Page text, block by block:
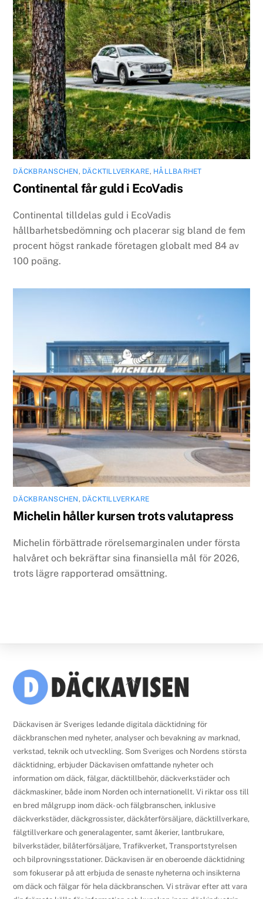
DÄCKBRANSCHEN, DÄCKTILLVERKARE, HÅLLBARHET
Continental får guld i EcoVadis
Continental tilldelas guld i EcoVadis
hållbarhetsbedömning och placerar sig bland de fem
procent högst rankade företagen globalt med 84 av
100 poäng.
DÄCKBRANSCHEN, DÄCKTILLVERKARE
Michelin håller kursen trots valutapress
Michelin förbättrade rörelsemarginalen under första
halvåret och bekräftar sina finansiella mål för 2026,
trots lägre rapporterad omsättning.
Back
To
Däckavisen är Sveriges ledande digitala däcktidning för
däckbranschen med nyheter, analyser och bevakning av marknad,
verkstad, teknik och utveckling. Som Sveriges och Nordens största
däcktidning, erbjuder Däckavisen omfattande nyheter och
information om däck, fälgar, däcktillbehör, däckverkstäder och
däckmaskiner, både inom Norden och internationellt. Vi riktar oss till
en bred målgrupp inom däck- och fälgbranschen, inklusive
däckverkstäder, däckgrossister, däckåterförsäljare, däcktillverkare,
fälgtillverkare och generalagenter, samt åkerier, lantbrukare,
bilverkstäder, bilåterförsäljare, Trafikverket, Transportstyrelsen
och bilprovningsstationer. Däckavisen är en oberoende däcktidning
som fokuserar på att erbjuda de senaste nyheterna och insikterna
om däck och fälgar för hela däckbranschen. Vi strävar efter att vara